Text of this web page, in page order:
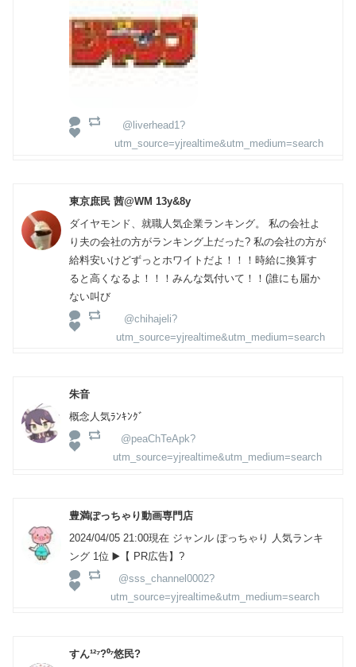
@liverhead1?
utm_source=yjrealtime&utm_medium=search
東京庶民 茜@WM 13y&8y
ダイヤモンド、就職人気企業ランキング。 私の会社よ
り夫の会社の方がランキング上だった? 私の会社の方が
給料安いけどずっとホワイトだよ！！！時給に換算す
ると高くなるよ！！！みんな気付いて！！(誰にも届か
ない叫び
@chihajeli?
utm_source=yjrealtime&utm_medium=search
朱音
概念人気ﾗﾝｷﾝｸﾞ
@peaChTeApk?
utm_source=yjrealtime&utm_medium=search
豊満ぽっちゃり動画専門店
2024/04/05 21:00現在 ジャンル ぽっちゃり 人気ランキ
ング 1位 ▶️【 PR広告】?
@sss_channel0002?
utm_source=yjrealtime&utm_medium=search
すん¹²⁷?⁰⁷悠民?